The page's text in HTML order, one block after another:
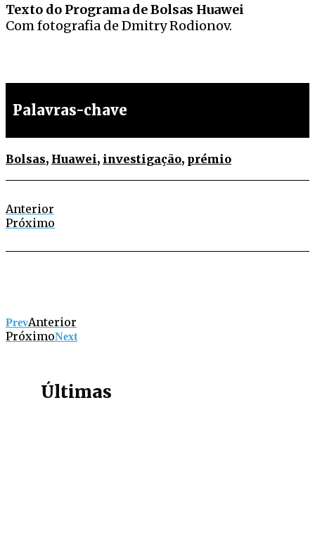
Texto do Programa de Bolsas Huawei
Com fotografia de Dmitry Rodionov.
Palavras-chave
Bolsas, Huawei, investigação, prémio
Anterior
Próximo
PrevAnterior
PróximoNext
Últimas